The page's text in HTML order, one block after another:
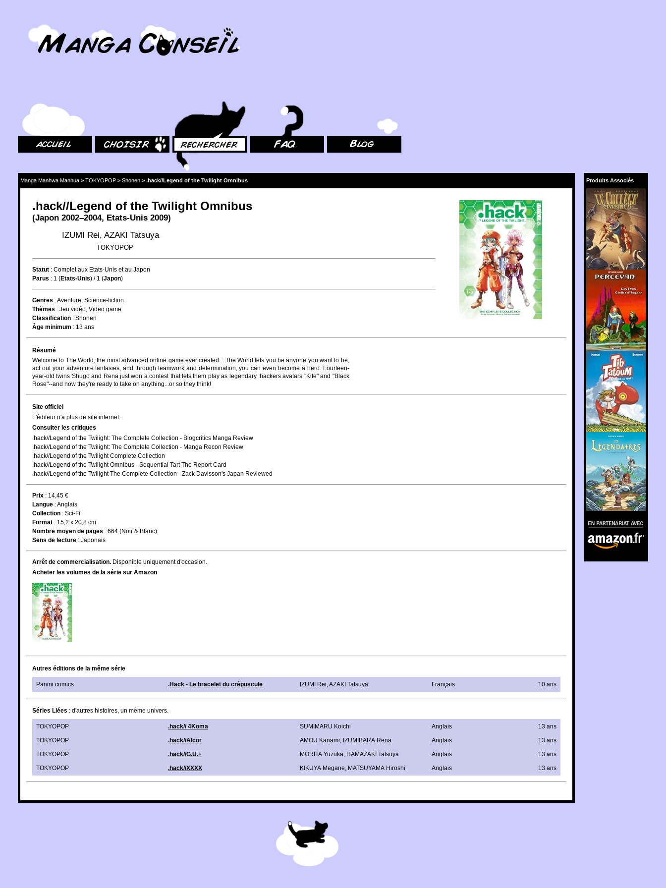
Produits Associés
Amazon.fr
Manga Manhwa Manhua > TOKYOPOP > Shonen > .hack//Legend of the Twilight Omnibus
.hack//Legend of the Twilight Omnibus
(Japon 2002–2004, Etats-Unis 2009)
IZUMI Rei, AZAKI Tatsuya
TOKYOPOP
Statut : Complet aux Etats-Unis et au Japon
Parus : 1 (Etats-Unis) / 1 (Japon)
Genres :Aventure Science-fiction
Thèmes : Jeu vidéo Video game
Classification : Shonen
Âge minimum : 13 ans
Résumé
Welcome to The World, the most advanced online game ever created... The World lets you be anyone you want to be,
act out your adventure fantasies, and through teamwork and determination, you can even become a hero. Fourteen-
year-old twins Shugo and Rena just won a contest that lets them play as legendary .hackers avatars "Kite" and "Black
Rose"--and now they're ready to take on anything...or so they think!
Site officiel
L'éditeur n'a plus de site internet.
Consulter les critiques
.hack//Legend of the Twilight: The Complete Collection - Blogcritics Manga Review
.hack//Legend of the Twilight: The Complete Collection - Manga Recon Review
.hack//Legend of the Twilight Complete Collection
.hack//Legend of the Twilight Omnibus - Sequential Tart The Report Card
.hack//Legend of the Twilight The Complete Collection - Zack Davisson's Japan Reviewed
Prix : 14,45 €
Langue :Anglais
Collection : Sci-Fi
Format : 15,2 x 20,8 cm
Nombre moyen de pages : 664 (Noir & Blanc)
Sens de lecture : Japonais
Arrêt de commercialisation. Disponible uniquement d'occasion.
Acheter les volumes de la série sur Amazon
Autres éditions de la même série
Panini comics .Hack - Le bracelet du crépuscule IZUMI Rei AZAKI Tatsuya Français 10 ans
Séries Liées : d'autres histoires, un même univers.
TOKYOPOP .hack// 4Koma SUMIMARU Koichi Anglais
13 ans
TOKYOPOP
.hack//Alcor AMOU Kanami IZUMIBARA Rena Anglais
13 ans
TOKYOPOP
.hack//G.U.+ MORITA Yuzuka HAMAZAKI Tatsuya Anglais
13 ans
TOKYOPOP
.hack//XXXX KIKUYA Megane MATSUYAMA Hiroshi Anglais 13 ans